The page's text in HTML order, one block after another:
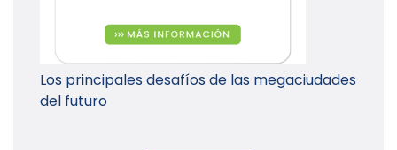
Los principales desafíos de las megaciudades
del futuro